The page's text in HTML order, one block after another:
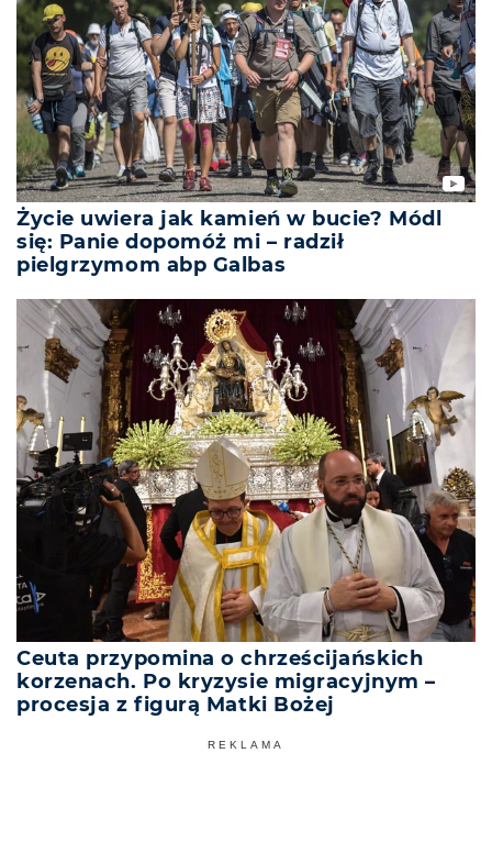
Życie uwiera jak kamień w bucie? Módl
się: Panie dopomóż mi – radził
pielgrzymom abp Galbas
Ceuta przypomina o chrześcijańskich
korzenach. Po kryzysie migracyjnym –
procesja z figurą Matki Bożej
REKLAMA